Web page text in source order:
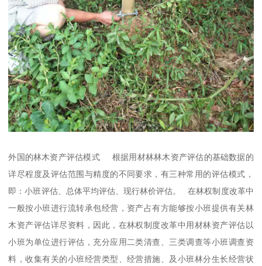
外国的林木资产评估模式 根据用材林林木资产评估的基础数据的
详尽程度及评估范围与精度的不同要求，有三种常用的评估模式，
即：小班评估、总体平均评估、现行林价评估。 在林权制度改革中
一般按小班进行流转承包经营，资产占有方能够按小班提供有关林
木资产评估详尽资料，因此，在林权制度改革中用材林资产评估以
小班为单位进行评估，充分应用二类清查、三类调查等小班调查资
料，收集有关的小班经营类型、经营措施、及小班林分生长经营状